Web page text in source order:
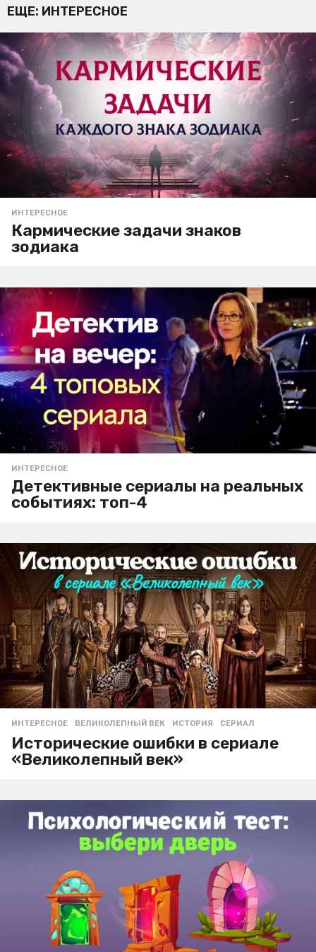
ЕЩЕ: ИНТЕРЕСНОЕ
ИНТЕРЕСНОЕ
Кармические задачи знаков
зодиака
ИНТЕРЕСНОЕ
Детективные сериалы на реальных
событиях: топ-4
ИНТЕРЕСНОЕ ВЕЛИКОЛЕПНЫЙ ВЕК ,ИСТОРИЯ ,СЕРИАЛ
Исторические ошибки в сериале
«Великолепный век»